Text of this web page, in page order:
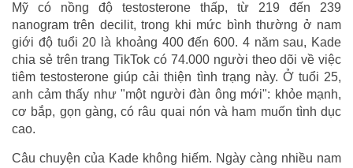
Mỹ có nồng độ testosterone thấp, từ 219 đến 239
nanogram trên decilit, trong khi mức bình thường ở nam
giới độ tuổi 20 là khoảng 400 đến 600. 4 năm sau, Kade
chia sẻ trên trang TikTok có 74.000 người theo dõi về việc
tiêm testosterone giúp cải thiện tình trạng này. Ở tuổi 25,
anh cảm thấy như "một người đàn ông mới": khỏe mạnh,
cơ bắp, gọn gàng, có râu quai nón và ham muốn tình dục
cao.
Câu chuyện của Kade không hiếm. Ngày càng nhiều nam